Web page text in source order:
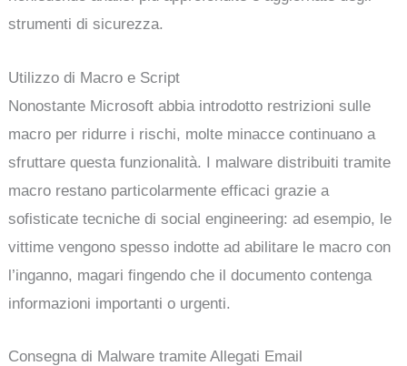
strumenti di sicurezza.
Utilizzo di Macro e Script
Nonostante Microsoft abbia introdotto restrizioni sulle
macro per ridurre i rischi, molte minacce continuano a
sfruttare questa funzionalità. I malware distribuiti tramite
macro restano particolarmente efficaci grazie a
sofisticate tecniche di social engineering: ad esempio, le
vittime vengono spesso indotte ad abilitare le macro con
l’inganno, magari fingendo che il documento contenga
informazioni importanti o urgenti.
Consegna di Malware tramite Allegati Email